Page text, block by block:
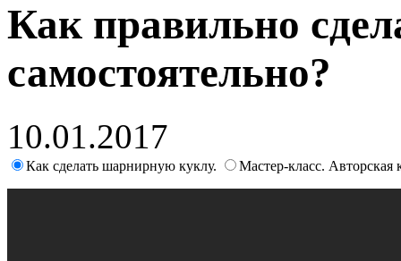
Как правильно
самостоятельно?
10.01.2017
Как сделать шарнирную куклу. Мастер-класс. Авторская